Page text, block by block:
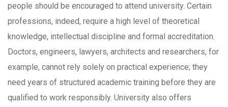
people should be encouraged to attend university. Certain
professions, indeed, require a high level of theoretical
knowledge, intellectual discipline and formal accreditation.
Doctors, engineers, lawyers, architects and researchers, for
example, cannot rely solely on practical experience; they
need years of structured academic training before they are
qualified to work responsibly. University also offers